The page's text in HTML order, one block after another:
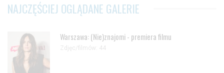
NAJCZĘŚCIEJ OGLĄDANE GALERIE
Warszawa: (Nie)znajomi - premiera filmu
Zdjęc/filmów: 44